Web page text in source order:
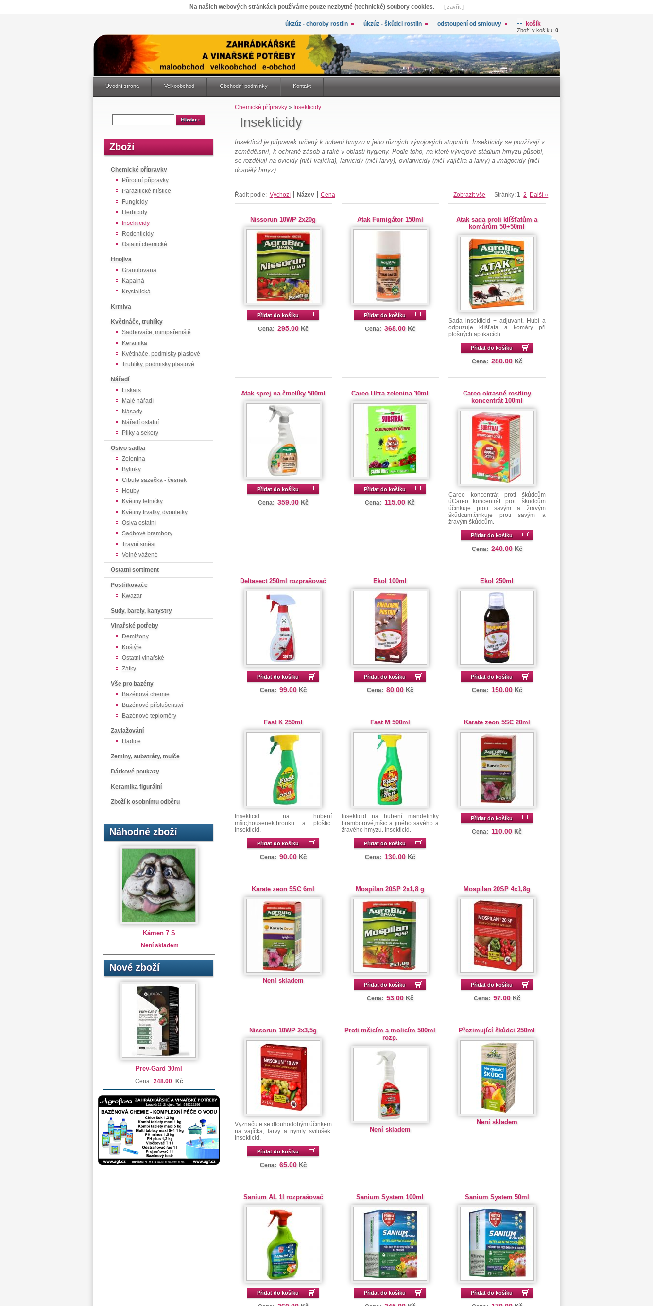
Na našich webových stránkách používáme pouze nezbytné (technické) soubory cookies. [ zavřít ]
úkzúz - choroby rostlin úkzúz - škůdci rostlin odstoupení od smlouvy košík
Zboží v košíku: 0
Úvodní strana Velkoobchod Obchodní podmínky Kontakt
Zboží
Chemické přípravky
Přírodní přípravky
Parazitické hlístice
Fungicidy
Herbicidy
Insekticidy
Rodenticidy
Ostatní chemické
Hnojiva
Granulovaná
Kapalná
Krystalická
Krmiva
Květináče, truhlíky
Sadbovače, minipařeniště
Keramika
Květináče, podmisky plastové
Truhlíky, podmisky plastové
Nářadí
Fiskars
Malé nářadí
Násady
Nářadí ostatní
Pilky a sekery
Osivo sadba
Zelenina
Bylinky
Cibule sazečka - česnek
Houby
Květiny letničky
Květiny trvalky, dvouletky
Osiva ostatní
Sadbové brambory
Travní směsi
Volně vážené
Ostatní sortiment
Postřikovače
Kwazar
Sudy, barely, kanystry
Vinařské potřeby
Demižony
Koštýře
Ostatní vinařské
Zátky
Vše pro bazény
Bazénová chemie
Bazénové příslušenství
Bazénové teploměry
Zavlažování
Hadice
Zeminy, substráty, mulče
Dárkové poukazy
Keramika figurální
Zboží k osobnímu odběru
Náhodné zboží
Kámen 7 S
Není skladem
Nové zboží
Prev-Gard 30ml
Cena: 248.00 Kč
Insekticidy
Chemické přípravky» Insekticidy
Insekticid je přípravek určený k hubení hmyzu v jeho různých vývojových stupních. Insekticidy se používají v
zemědělství, k ochraně zásob a také v oblasti hygieny. Podle toho, na které vývojové stádium hmyzu působí,
se rozdělují na ovicidy (ničí vajíčka), larvicidy (ničí larvy), ovilarvicidy (ničí vajíčka a larvy) a imágocidy (ničí
dospělý hmyz).
Řadit podle: Výchozí Název Cena Zobrazit vše Stránky: 1 2 Další »
Nissorun 10WP 2x20g
Přidat do košíku
Cena: 295.00 Kč
Atak Fumigátor 150ml
Přidat do košíku
Cena: 368.00 Kč
Atak sada proti klíšťatům a
komárům 50+50ml
Sada insekticid + adjuvant. Hubí a
odpuzuje klíšťata a komáry při
plošných aplikacích.
Přidat do košíku
Cena: 280.00 Kč
Atak sprej na čmelíky 500ml
Přidat do košíku
Cena: 359.00 Kč
Careo Ultra zelenina 30ml
Přidat do košíku
Cena: 115.00 Kč
Careo okrasné rostliny
koncentrát 100ml
Careo koncentrát proti škůdcům
úCareo koncentrát proti škůdcům
účinkuje proti savým a žravým
škůdcům.činkuje proti savým a
žravým škůdcům.
Přidat do košíku
Cena: 240.00 Kč
Deltasect 250ml rozprašovač
Přidat do košíku
Cena: 99.00 Kč
Ekol 100ml
Přidat do košíku
Cena: 80.00 Kč
Ekol 250ml
Přidat do košíku
Cena: 150.00 Kč
Fast K 250ml
Insekticid na hubení
mšic,housenek,brouků a ploštic.
Insekticid.
Přidat do košíku
Cena: 90.00 Kč
Fast M 500ml
Insekticid na hubení mandelinky
bramborové,mšic a jiného savého a
žravého hmyzu. Insekticid.
Přidat do košíku
Cena: 130.00 Kč
Karate zeon 5SC 20ml
Přidat do košíku
Cena: 110.00 Kč
Karate zeon 5SC 6ml
Není skladem
Mospilan 20SP 2x1,8 g
Přidat do košíku
Cena: 53.00 Kč
Mospilan 20SP 4x1,8g
Přidat do košíku
Cena: 97.00 Kč
Nissorun 10WP 2x3,5g
Vyznačuje se dlouhodobým účinkem
na vajíčka, larvy a nymfy svilušek.
Insekticid.
Přidat do košíku
Cena: 65.00 Kč
Proti mšicím a molicím 500ml
rozp.
Není skladem
Přezimující škůdci 250ml
Není skladem
Sanium AL 1l rozprašovač
Přidat do košíku
Sanium System 100ml
Přidat do košíku
Sanium System 50ml
Přidat do košíku